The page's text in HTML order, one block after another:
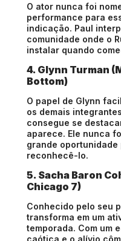
O ator nunca foi
performance para
indicação. Paul
comunidade onde o
instalar quando
4. Glynn Turman
Bottom)
O papel de Glynn
os demais
consegue se
aparece. Ele nunca
grande oportunidade
reconhecê-lo.
5. Sacha Baron
Chicago 7)
Conhecido pelo seu
transforma em um
temporada. Com um
caótica e o alívio